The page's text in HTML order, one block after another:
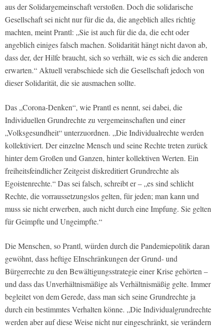
aus der Solidargemeinschaft verstoßen. Doch die solidarische
Gesellschaft sei nicht nur für die da, die angeblich alles richtig
machten, meint Prantl: „Sie ist auch für die da, die echt oder
angeblich einiges falsch machen. Solidarität hängt nicht davon ab,
dass der, der Hilfe braucht, sich so verhält, wie es sich die anderen
erwarten.“ Aktuell verabschiede sich die Gesellschaft jedoch von
dieser Solidarität, die sie ausmachen sollte.
Das „Corona-Denken“, wie Prantl es nennt, sei dabei, die
Individuellen Grundrechte zu vergemeinschaften und einer
„Volksgesundheit“ unterzuordnen. „Die Individualrechte werden
kollektiviert. Der einzelne Mensch und seine Rechte treten zurück
hinter dem Großen und Ganzen, hinter kollektiven Werten. Ein
freiheitsfeindlicher Zeitgeist diskreditiert Grundrechte als
Egoistenrechte.“ Das sei falsch, schreibt er – „es sind schlicht
Rechte, die vorraussetzungslos gelten, für jeden; man kann und
muss sie nicht erwerben, auch nicht durch eine Impfung. Sie gelten
für Geimpfte und Ungeimpfte.“
Die Menschen, so Prantl, würden durch die Pandemiepolitik daran
gewöhnt, dass heftige EInschränkungen der Grund- und
Bürgerrechte zu den Bewältigungsstrategie einer Krise gehörten –
und dass das Unverhältnismäßige als Verhältnismäßig gelte. Immer
begleitet von dem Gerede, dass man sich seine Grundrechte ja
durch ein bestimmtes Verhalten könne. „Die Individualgrundrechte
werden aber auf diese Weise nicht nur eingeschränkt, sie verändern